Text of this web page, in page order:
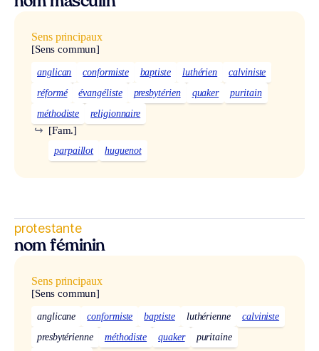
Sens principaux
[Sens commun]
anglican conformiste baptiste luthérien
calviniste
réformé
évangéliste presbytérien quaker
puritain
méthodiste
religionnaire
[Fam.]
↪
parpaillot huguenot
protestante
nom féminin
Sens principaux
[Sens commun]
anglicane conformiste baptiste luthérienne
calviniste
presbytérienne
méthodiste quaker
puritaine